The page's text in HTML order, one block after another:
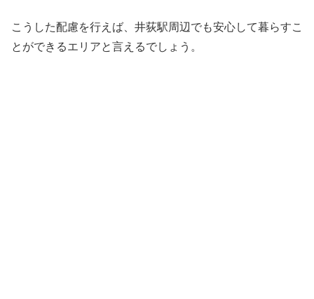
こうした配慮を行えば、井荻駅周辺でも安心して暮らすこ
とができるエリアと言えるでしょう。